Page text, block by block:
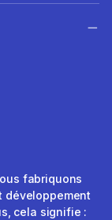
fabriquons
développement
cela signifie :